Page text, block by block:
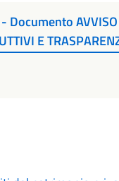
AVVISO
E